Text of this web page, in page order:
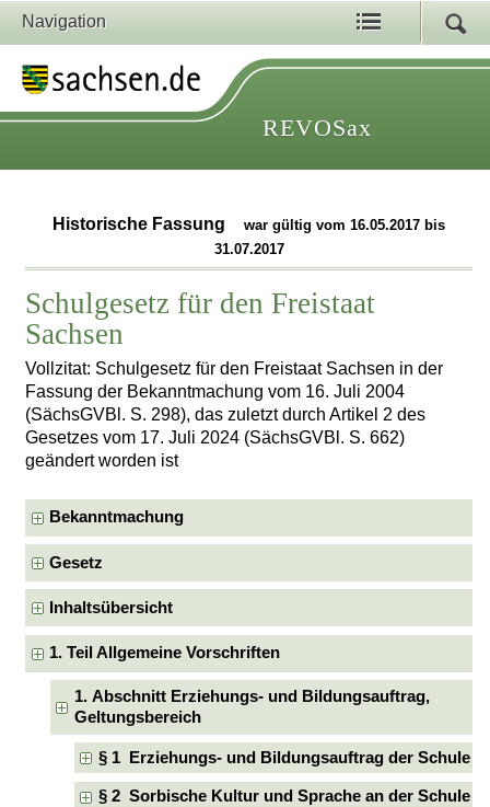
Navigation
REVOSax
Historische Fassung
war gültig vom 16.05.2017 bis
31.07.2017
Schulgesetz für den Freistaat
Sachsen
Vollzitat: Schulgesetz für den Freistaat Sachsen in der
Fassung der Bekanntmachung vom 16. Juli 2004
(SächsGVBl. S. 298), das zuletzt durch Artikel 2 des
Gesetzes vom 17. Juli 2024 (SächsGVBl. S. 662)
geändert worden ist
Bekanntmachung
Gesetz
Inhaltsübersicht
1. Teil Allgemeine Vorschriften
1. Abschnitt Erziehungs- und Bildungsauftrag,
Geltungsbereich
§ 1 Erziehungs- und Bildungsauftrag der Schule
§ 2 Sorbische Kultur und Sprache an der Schule